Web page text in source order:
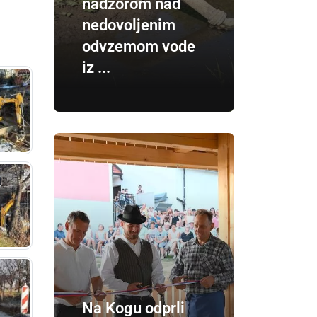
nadzorom nad
nedovoljenim
odvzemom vode
iz ...
Na Kogu odprli